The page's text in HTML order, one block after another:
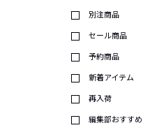
別注商品
セール商品
予約商品
新着アイテム
再入荷
編集部おすすめ